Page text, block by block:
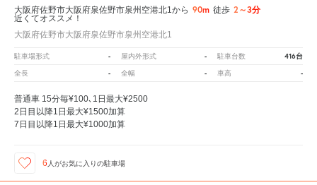
大阪府佐野市大阪府泉佐野市泉州空港北1から 90m 徒歩 2～3分
近くてオススメ！
大阪府佐野市大阪府泉佐野市泉州空港北1
駐車場形式 - 屋内外形式 - 駐車台数 416台
全長 - 全幅 - 車高 -
普通車 15分毎¥100､1日最大¥2500
2日目以降1日最大¥1500加算
7日目以降1日最大¥1000加算
6 人がお気に入りの駐車場